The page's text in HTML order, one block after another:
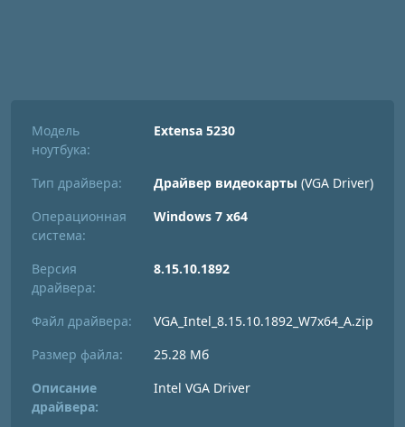
Модель
ноутбука:
Extensa 5230
Тип драйвера: Драйвер видеокарты (VGA Driver)
Операционная
система:
Windows 7 x64
Версия
драйвера:
8.15.10.1892
Файл драйвера:
VGA_Intel_8.15.10.1892_W7x64_A.zip
Размер файла:
25.28 Мб
Описание
драйвера:
Intel VGA Driver